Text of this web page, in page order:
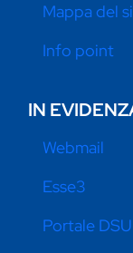
Mappa del
Info point
IN
Webmail
Esse3
Portale DSU